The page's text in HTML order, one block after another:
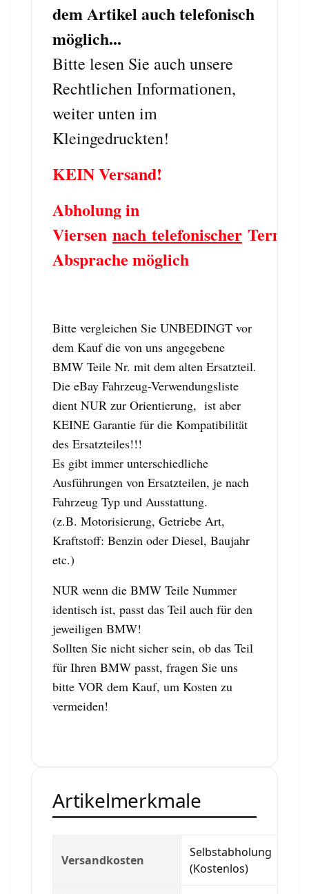
dem Artikel auch telefonisch
möglich...
Bitte lesen Sie auch unsere
Rechtlichen Informationen,
weiter unten im
Kleingedruckten!
KEIN Versand!
Abholung in
Viersen nach telefonischer Termin
Absprache möglich
Bitte vergleichen Sie UNBEDINGT vor
dem Kauf die von uns angegebene
BMW Teile Nr. mit dem alten Ersatzteil.
Die eBay Fahrzeug-Verwendungsliste
dient NUR zur Orientierung, ist aber
KEINE Garantie für die Kompatibilität
des Ersatzteiles!!!
Es gibt immer unterschiedliche
Ausführungen von Ersatzteilen, je nach
Fahrzeug Typ und Ausstattung.
(z.B. Motorisierung, Getriebe Art,
Kraftstoff: Benzin oder Diesel, Baujahr
etc.)
NUR wenn die BMW Teile Nummer
identisch ist, passt das Teil auch für den
jeweiligen BMW!
Sollten Sie nicht sicher sein, ob das Teil
für Ihren BMW passt, fragen Sie uns
bitte VOR dem Kauf, um Kosten zu
vermeiden!
Artikelmerkmale
Versandkosten
Selbstabholung
(Kostenlos)